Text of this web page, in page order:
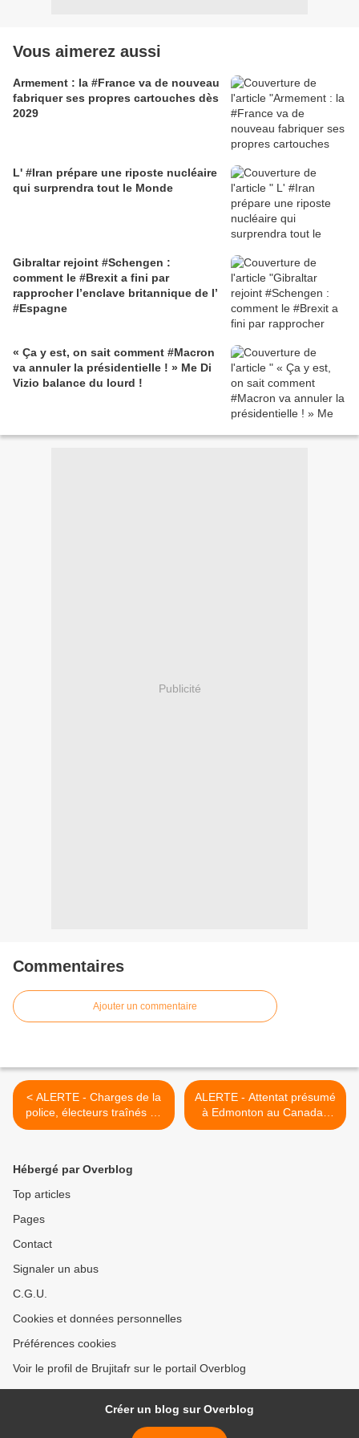
Vous aimerez aussi
Armement : la #France va de nouveau
fabriquer ses propres cartouches dès
2029
L' #Iran prépare une riposte nucléaire
qui surprendra tout le Monde
Gibraltar rejoint #Schengen :
comment le #Brexit a fini par
rapprocher l’enclave britannique de l’
#Espagne
« Ça y est, on sait comment #Macron
va annuler la présidentielle ! » Me Di
Vizio balance du lourd !
Publicité
Commentaires
Ajouter un commentaire
< ALERTE - Charges de la
police, électeurs traînés au
sol : premières images du
ALERTE - Attentat présumé
à Edmonton au Canada :
un camion fonce dans la
Hébergé par Overblog
Top articles
Pages
Contact
Signaler un abus
C.G.U.
Cookies et données personnelles
Préférences cookies
Voir le profil de Brujitafr sur le portail Overblog
Créer un blog sur Overblog